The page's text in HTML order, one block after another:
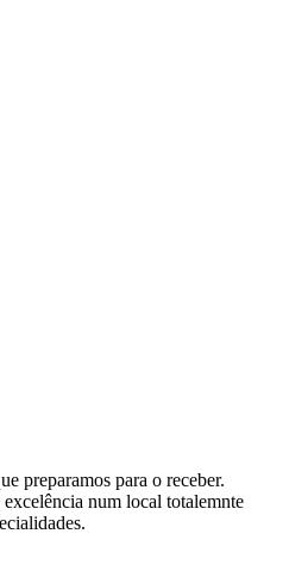
preparamos para o receber.
num local totalemnte